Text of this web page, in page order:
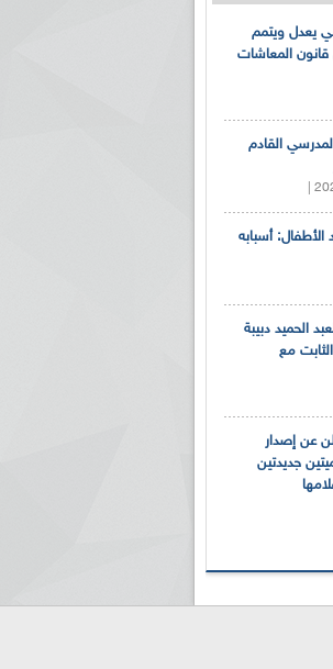
يعدل ويتمم
قانون المعاشات
القادم
الأطفال: أسبابه
الحميد دبيبة
مع
عن إصدار
جديدتين